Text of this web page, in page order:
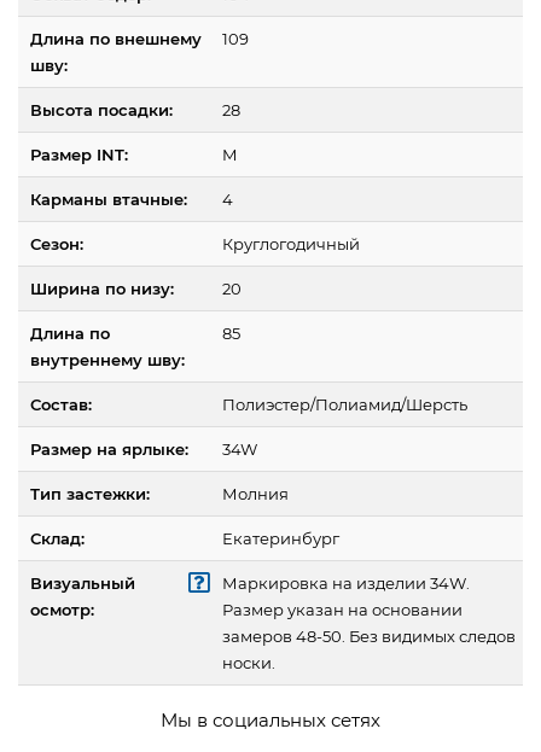
Длина по внешнему
шву:
109
Высота посадки: 28
Размер INT: M
Карманы втачные: 4
Сезон: Круглогодичный
Ширина по низу: 20
Длина по
внутреннему шву:
85
Состав: Полиэстер/Полиамид/Шерсть
Размер на ярлыке: 34W
Тип застежки: Молния
Склад: Екатеринбург
Визуальный
осмотр:
Маркировка на изделии 34W.
Размер указан на основании
замеров 48-50. Без видимых следов
носки.
Мы в социальных сетях